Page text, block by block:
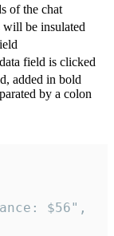
of the chat
will be insulated
field is clicked
added in bold
by a colon
$56",